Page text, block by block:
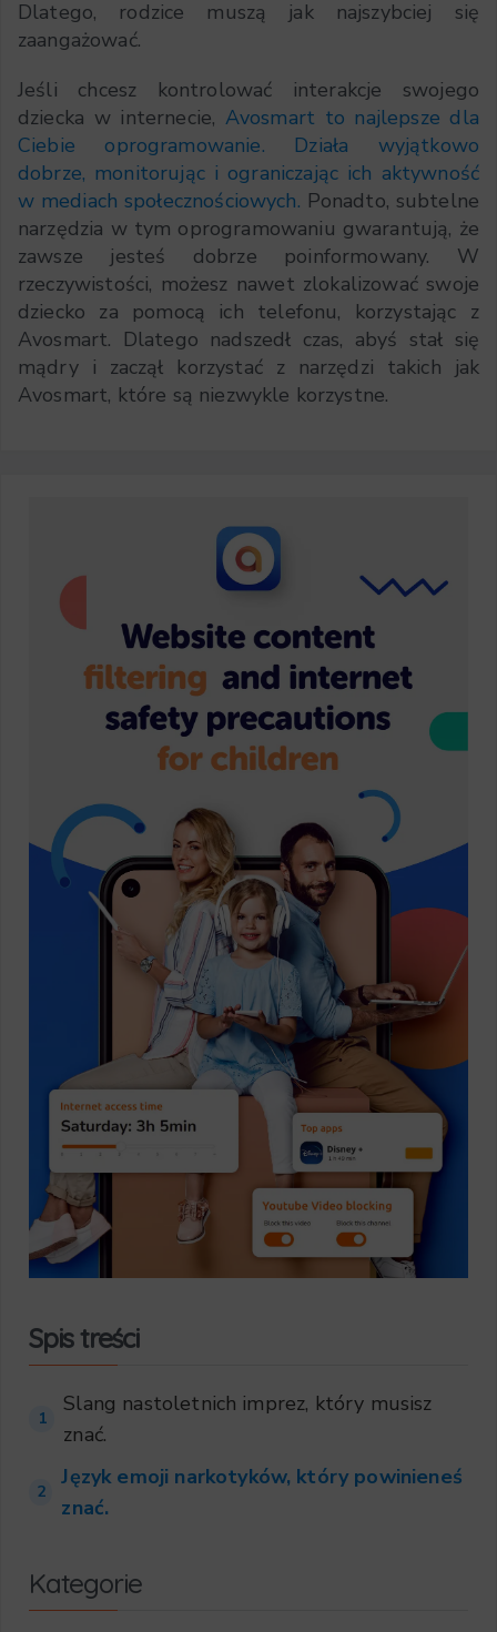
Dlatego, rodzice muszą jak najszybciej się
zaangażować.
Jeśli chcesz kontrolować interakcje swojego
dziecka w internecie, Avosmart to najlepsze dla
Ciebie oprogramowanie. Działa wyjątkowo
dobrze, monitorując i ograniczając ich aktywność
w mediach społecznościowych. Ponadto, subtelne
narzędzia w tym oprogramowaniu gwarantują, że
zawsze jesteś dobrze poinformowany. W
rzeczywistości, możesz nawet zlokalizować swoje
dziecko za pomocą ich telefonu, korzystając z
Avosmart. Dlatego nadszedł czas, abyś stał się
mądry i zaczął korzystać z narzędzi takich jak
Avosmart, które są niezwykle korzystne.
Spis treści
1
Slang nastoletnich imprez, który musisz
znać.
2
Język emoji narkotyków, który powinieneś
znać.
Kategorie